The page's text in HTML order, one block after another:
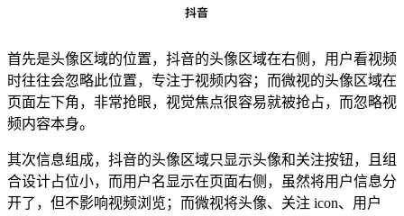
首先是头像区域的位置，抖音的头像区域在右侧，用户看视频
时往往会忽略此位置，专注于视频内容；而微视的头像区域在
页面左下角，非常抢眼，视觉焦点很容易就被抢占，而忽略视
频内容本身。
其次信息组成，抖音的头像区域只显示头像和关注按钮，且组
合设计占位小，而用户名显示在页面右侧，虽然将用户信息分
开了，但不影响视频浏览；而微视将头像、关注 icon、用户